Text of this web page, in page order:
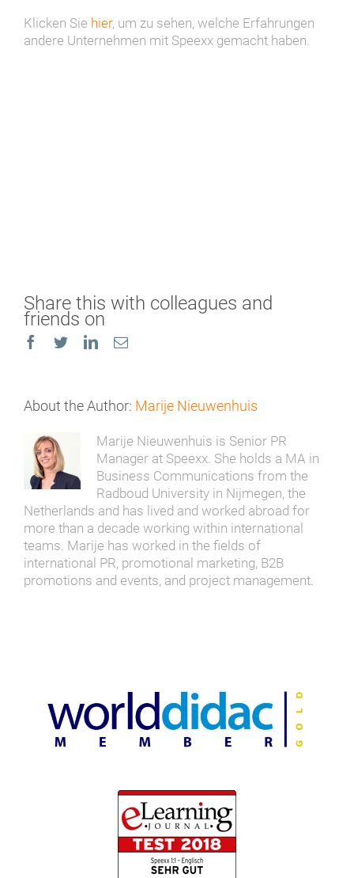
Klicken Sie hier, um zu sehen, welche Erfahrungen
andere Unternehmen mit Speexx gemacht haben.
Share this with colleagues and
friends on
Facebook
TwitterLinkedInEmail
About the Author: Marije Nieuwenhuis
Marije Nieuwenhuis is Senior PR
Manager at Speexx. She holds a MA in
Business Communications from the
Radboud University in Nijmegen, the
Netherlands and has lived and worked abroad for
more than a decade working within international
teams. Marije has worked in the fields of
international PR, promotional marketing, B2B
promotions and events, and project management.